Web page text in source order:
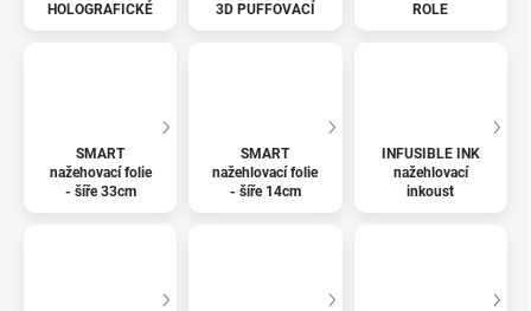
HOLOGRAFICKÉ 3D PUFFOVACÍ ROLE
SMART
nažehovací folie
- šíře 33cm
SMART
nažehlovací folie
- šíře 14cm
INFUSIBLE INK
nažehlovací
inkoust